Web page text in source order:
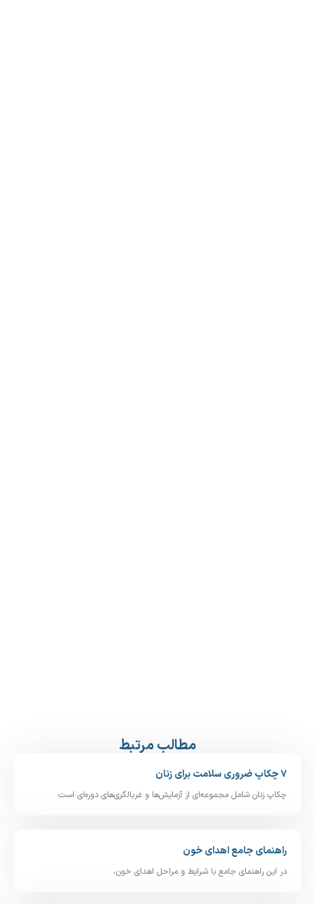
مطالب مرتبط
۷ چکاپ ضروری سلامت برای زنان
چکاپ زنان شامل مجموعه‌ای از آزمایش‌ها و غربالگری‌های دوره‌ای است
راهنمای جامع اهدای خون
در این راهنمای جامع با شرایط و مراحل اهدای خون،